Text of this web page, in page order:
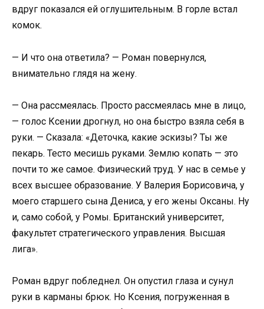
вдруг показался ей оглушительным. В горле встал
комок.
— И что она ответила? — Роман повернулся,
внимательно глядя на жену.
— Она рассмеялась. Просто рассмеялась мне в лицо,
— голос Ксении дрогнул, но она быстро взяла себя в
руки. — Сказала: «Деточка, какие эскизы? Ты же
пекарь. Тесто месишь руками. Землю копать — это
почти то же самое. Физический труд. У нас в семье у
всех высшее образование. У Валерия Борисовича, у
моего старшего сына Дениса, у его жены Оксаны. Ну
и, само собой, у Ромы. Британский университет,
факультет стратегического управления. Высшая
лига».
Роман вдруг побледнел. Он опустил глаза и сунул
руки в карманы брюк. Но Ксения, погруженная в